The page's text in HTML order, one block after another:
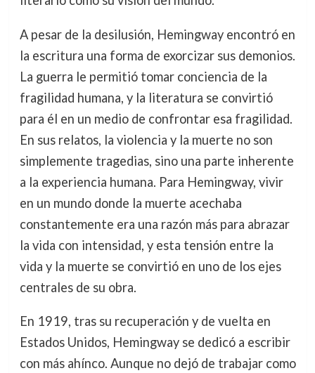
A pesar de la desilusión, Hemingway encontró en
la escritura una forma de exorcizar sus demonios.
La guerra le permitió tomar conciencia de la
fragilidad humana, y la literatura se convirtió
para él en un medio de confrontar esa fragilidad.
En sus relatos, la violencia y la muerte no son
simplemente tragedias, sino una parte inherente
a la experiencia humana. Para Hemingway, vivir
en un mundo donde la muerte acechaba
constantemente era una razón más para abrazar
la vida con intensidad, y esta tensión entre la
vida y la muerte se convirtió en uno de los ejes
centrales de su obra.
En 1919, tras su recuperación y de vuelta en
Estados Unidos, Hemingway se dedicó a escribir
con más ahínco. Aunque no dejó de trabajar como